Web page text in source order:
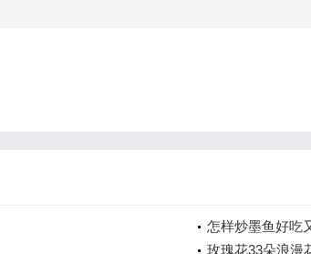
怎样炒墨鱼好吃
玫瑰花33朵浪漫